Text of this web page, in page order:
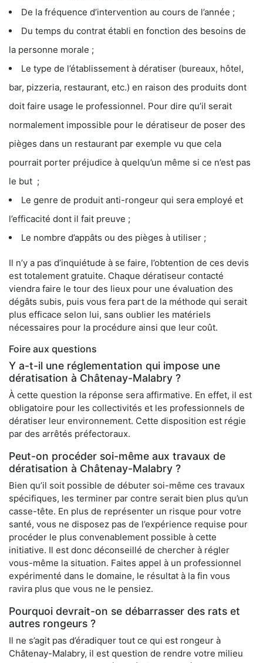
De la fréquence d’intervention au cours de l’année ;
Du temps du contrat établi en fonction des besoins de
la personne morale ;
Le type de l’établissement à dératiser (bureaux, hôtel,
bar, pizzeria, restaurant, etc.) en raison des produits dont
doit faire usage le professionnel. Pour dire qu’il serait
normalement impossible pour le dératiseur de poser des
pièges dans un restaurant par exemple vu que cela
pourrait porter préjudice à quelqu’un même si ce n’est pas
le but ;
Le genre de produit anti-rongeur qui sera employé et
l’efficacité dont il fait preuve ;
Le nombre d’appâts ou des pièges à utiliser ;
Il n’y a pas d’inquiétude à se faire, l’obtention de ces devis
est totalement gratuite. Chaque dératiseur contacté
viendra faire le tour des lieux pour une évaluation des
dégâts subis, puis vous fera part de la méthode qui serait
plus efficace selon lui, sans oublier les matériels
nécessaires pour la procédure ainsi que leur coût.
Foire aux questions
Y a-t-il une réglementation qui impose une
dératisation à Châtenay-Malabry ?
À cette question la réponse sera affirmative. En effet, il est
obligatoire pour les collectivités et les professionnels de
dératiser leur environnement. Cette disposition est régie
par des arrêtés préfectoraux.
Peut-on procéder soi-même aux travaux de
dératisation à Châtenay-Malabry ?
Bien qu’il soit possible de débuter soi-même ces travaux
spécifiques, les terminer par contre serait bien plus qu’un
casse-tête. En plus de représenter un risque pour votre
santé, vous ne disposez pas de l’expérience requise pour
procéder le plus convenablement possible à cette
initiative. Il est donc déconseillé de chercher à régler
vous-même la situation. Faites appel à un professionnel
expérimenté dans le domaine, le résultat à la fin vous
ravira plus que vous ne le pensiez.
Pourquoi devrait-on se débarrasser des rats et
autres rongeurs ?
Il ne s’agit pas d’éradiquer tout ce qui est rongeur à
Châtenay-Malabry, il est question de rendre votre milieu